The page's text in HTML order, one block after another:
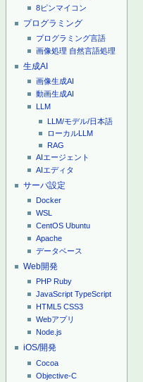
8ピンマイコン
プログラミング
プログラミング言語
画像処理 自然言語処理
生成AI
画像生成AI
動画生成AI
LLM
LLM/モデル/日本語
ローカルLLM
RAG
AIエージェント
AIエディタ
サーバ設定
Docker
WSL
CentOS Ubuntu
Apache
データベース
Web開発
PHP Ruby
JavaScript TypeScript
HTML5 CSS3
Webアプリ
Node.js
iOS/開発
Cocoa
Objective-C